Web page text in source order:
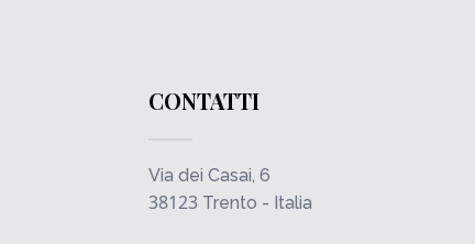
CONTATTI
Via dei Casai, 6
38123 Trento - Italia